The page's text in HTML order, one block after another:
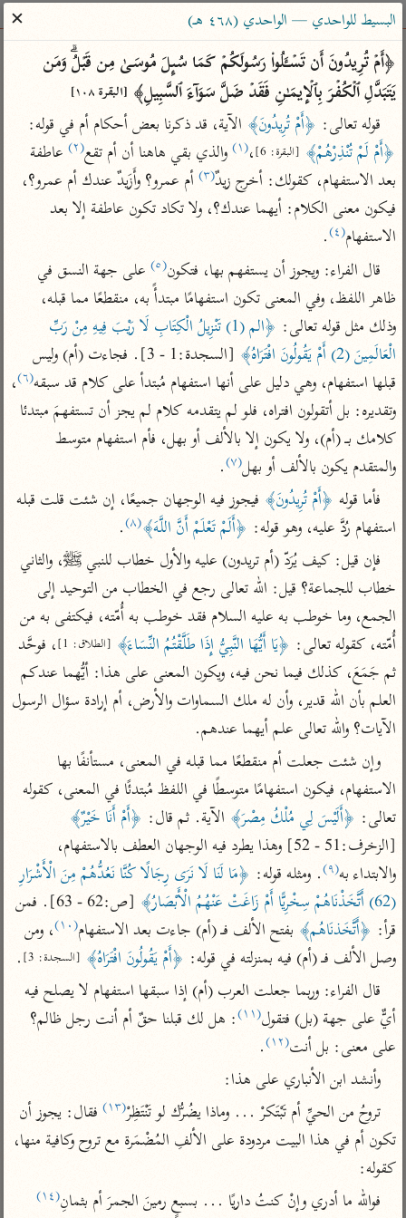
ساهم معنا في نشر القرآن والعلم الشرعي
الباحث القرآني
بحث تفسير علوم مصاحف
Type 2 or more characters for results.
Type 1 or more
characters for results.
أمّهات
تفسير الطبري
تفسير ابن كثير
تفسير القرطبي
تفسير البغوي
جمع الأقوال
تفسير ابن الجوزي
تفسير الماوردي
منتقاة
تفسير ابن القيم
تفسير ابن تيمية
عامّة
تفسير السمعاني
تفسير مكّي
محاسن التأويل
للقاسمي
تفسير الثعالبي
تفسير السمرقندي
تفسير الثعلبي
فتح البيان للقنوجي
فتح القدير للشوكاني
تفسير ابن جزي
موسوعات
تفسير الآلوسي
تفسير الرازي
أخرى
أضواء البيان
نظم الدرر للبقاعي
لغة وبلاغة
التحرير والتنوير
المحرر الوجيز لابن
عطية
البحر المحيط لأبي
حيان
البسيط للواحدي
تفسير أبي السعود
الكشاف للزمخشري
الميسر
المختصر في
التفسير
تفسير السعدي
أيسر التفاسير
القرآن – تدبر وعمل
تفسير ابن عثيمين
مركَّزة العبارة
جامع البيان للإيجي
تفسير البيضاوي
تفسير النسفي
الوجيز للواحدي
تفسير ابن أبي زمنين
موسوعة التفسير
المأثور
الدر المنثور
تفسير ابن أبي حاتم
تفسير مقاتل
تفسير قتادة
اشترك لتصلك أخبار مشاريعنا
راسلنا •تليجرام •تويتر
تعليمات
عن الباحث القرآني
البسيط للواحدي — الواحدي (٤٦٨ هـ)
✕
یَتَبَدَّلِ ٱلۡكُفۡرَ بِٱلۡإِیمَـٰنِ فَقَدۡ ضَلَّ سَوَاۤءَ ٱلسَّبِیلِ﴾ [البقرة ١٠٨]
قوله تعالى: ﴿أَمْ تُرِيدُونَ﴾ الآية، قد ذكرنا بعض أحكام أم في قوله:
﴿أَمْ لَمْ تُنْذِرْهُمْ﴾ [البقرة: 6] ،(١) والذي بقي هاهنا أن أم تقع(٢)
بعد الاستفهام، كقولك: أخرج زيدٌ(٣)
الاستفهام(٤) .
قال الفراء: ويجوز أن يستفهم بها، فتكون(٥)
وذلك مثل قوله تعالى:
الْعَالَمِينَ (2) أَمْ يَقُولُونَ افْتَرَاهُ﴾
قبلها استفهام، وهي دليل على أنها استفهام مُبتدأ على كلام قد سبقه(٦)
والمتقدم يكون بالألف أو بهل(٧) .
فأما قوله ﴿أَمْ تُرِيدُونَ﴾
استفهام رُدَّ عليه، وهو قوله: ﴿أَلَمْ تَعْلَمْ أَنَّ اللَّهَ﴾(٨) .
أُمّته، كقوله تعالى: ﴿يَا أَيُّهَا النَّبِيُّ إِذَا طَلَّقْتُمُ النِّسَاءَ﴾ [الطلاق: 1]
الآيات؟ والله تعالى علم أيهما عندهم.
تعالى: ﴿أَلَيْسَ لِي مُلْكُ مِصْرَ﴾ الآية. ثم قال: ﴿أَمْ أَنَا خَيْرٌ﴾
والابتداء به(٩) . ومثله قوله:
﴿مَا لَنَا لَا نَرَى رِجَالًا كُنَّا نَعُدُّهُمْ مِنَ الْأَشْرَارِ
(62) أَتَّخَذْنَاهُمْ سِخْرِيًّا أَمْ زَاغَتْ عَنْهُمُ الْأَبْصَارُ﴾
قرأ: ﴿أَتَّخَذنَاهُم﴾ بفتح الألف فـ (أم) جاءت بعد الاستفهام(١٠)
وصل الألف فـ (أم) فيه بمنزلته في قوله: ﴿أَمْ يَقُولُونَ افْتَرَاهُ﴾ [السجدة: 3]
.
أيٌّ على جهة (بل) فتقول(١١)
على معنى: بل أنت(١٢)
.
وأنشد ابن الأنباري على هذا:
تروحُ من الحيِّ أم تَبْتَكرْ ... وماذا يضُرُّك لو تَنْتَظِرْ(١٣)
كقوله:
فوالله ما أدري وإنْ كنتُ داريًا ... بسبعٍ رمينَ الجمرَ أم بثمانِ(١٤)